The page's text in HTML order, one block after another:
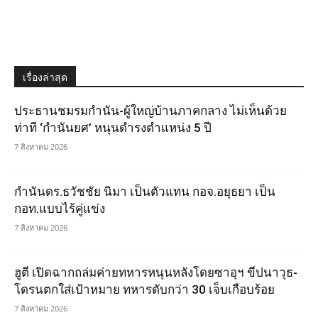
เรื่องล่าสุด
ประธานชมรมกำนัน-ผู้ใหญ่บ้านภาคกลาง ไม่เห็นด้วย
ท่าที ‘กำนันยศ’ หนุนดำรงตำแหน่ง 5 ปี
7 สิงหาคม 2026
กำนันดร.ธวัชชัย นิมา เป็นตัวแทน กอจ.อยุธยา เป็น
กอท.แบบไร้คู่แข่ง
7 สิงหาคม 2026
ฮูตี เปิดฉากถล่มค่ายทหารหนุนหลังโดยซาอุฯ ขีปนาวุธ-
โดรนตกใส่เป้าหมาย ทหารดับกว่า 30 เจ็บเกือบร้อย
7 สิงหาคม 2026